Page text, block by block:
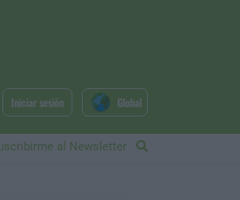
al Newsletter
Iniciar sesión Global